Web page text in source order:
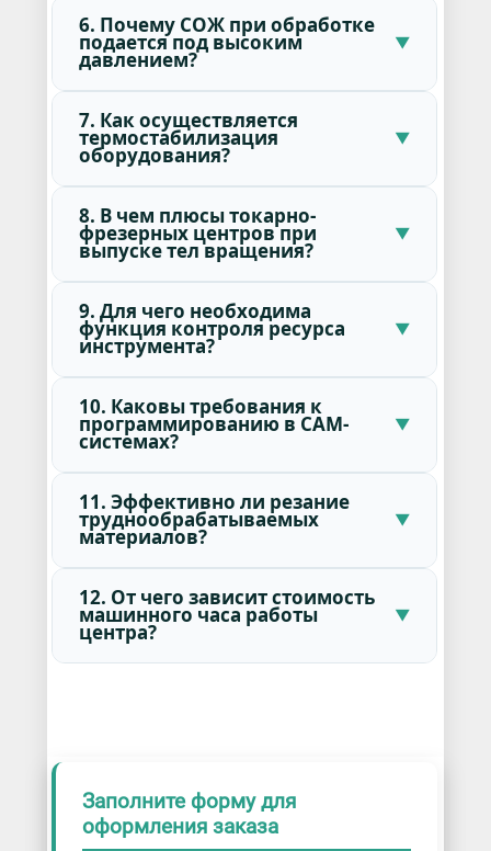
6. Почему СОЖ при обработке
подается под высоким
давлением?
7. Как осуществляется
термостабилизация
оборудования?
8. В чем плюсы токарно-
фрезерных центров при
выпуске тел вращения?
9. Для чего необходима
функция контроля ресурса
инструмента?
10. Каковы требования к
программированию в CAM-
системах?
11. Эффективно ли резание
труднообрабатываемых
материалов?
12. От чего зависит стоимость
машинного часа работы
центра?
Заполните форму для
оформления заказа